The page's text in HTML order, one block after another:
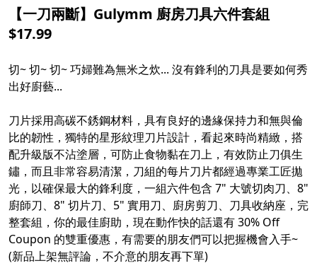
【一刀兩斷】Gulymm 廚房刀具六件套組
$17.99
切~ 切~ 切~ 巧婦難為無米之炊... 沒有鋒利的刀具是要如何秀
出好廚藝...
刀片採用高碳不銹鋼材料，具有良好的邊緣保持力和無與倫
比的韌性，獨特的星形紋理刀片設計，看起來時尚精緻，搭
配升級版不沾塗層，可防止食物黏在刀上，有效防止刀俱生
鏽，而且非常容易清潔，刀組的每片刀片都經過專業工匠拋
光，以確保最大的鋒利度，一組六件包含 7" 大號切肉刀、8"
廚師刀、8" 切片刀、5" 實用刀、廚房剪刀、刀具收納座，完
整套組，你的最佳廚助，現在動作快的話還有 30% Off
Coupon 的雙重優惠，有需要的朋友們可以把握機會入手~
(新品上架無評論，不介意的朋友再下單)